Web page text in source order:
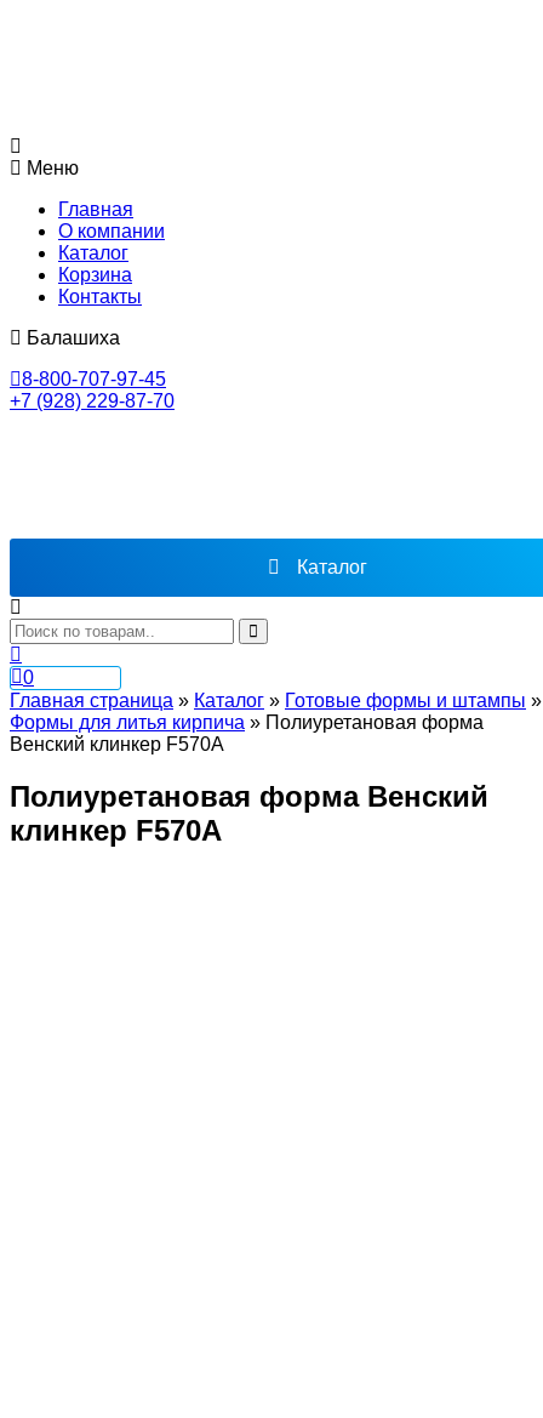
Меню
Главная
О компании
Каталог
Корзина
Контакты
Балашиха
8-800-707-97-45
+7 (928) 229-87-70
Каталог
0
Главная страница » Каталог » Готовые формы и штампы »
Формы для литья кирпича » Полиуретановая форма
Венский клинкер F570A
Полиуретановая форма Венский
клинкер F570A